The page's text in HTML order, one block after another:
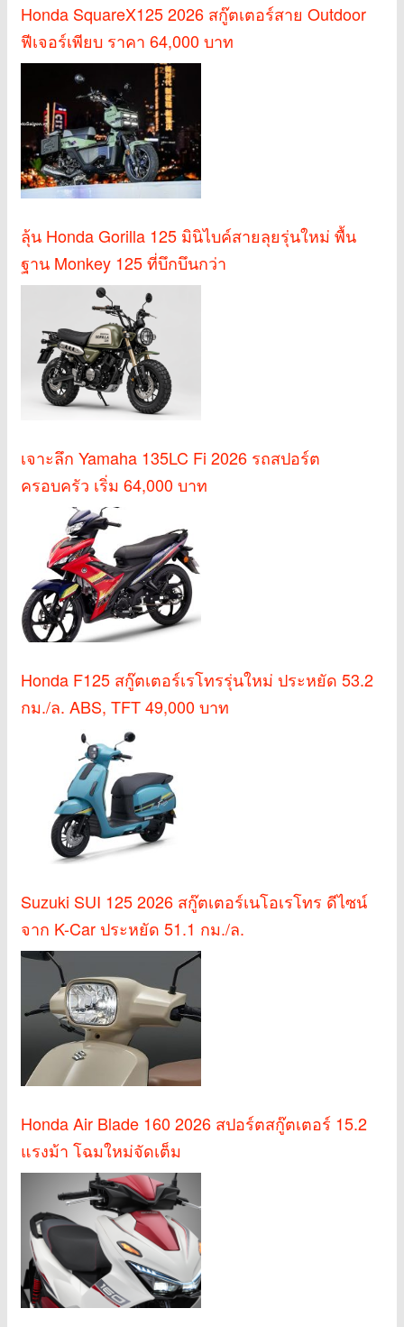
Honda SquareX125 2026 สกู๊ตเตอร์สาย Outdoor
ฟีเจอร์เพียบ ราคา 64,000 บาท
ลุ้น Honda Gorilla 125 มินิไบค์สายลุยรุ่นใหม่ พื้น
ฐาน Monkey 125 ที่บึกบึนกว่า
เจาะลึก Yamaha 135LC Fi 2026 รถสปอร์ต
ครอบครัว เริ่ม 64,000 บาท
Honda F125 สกู๊ตเตอร์เรโทรรุ่นใหม่ ประหยัด 53.2
กม./ล. ABS, TFT 49,000 บาท
Suzuki SUI 125 2026 สกู๊ตเตอร์เนโอเรโทร ดีไซน์
จาก K-Car ประหยัด 51.1 กม./ล.
Honda Air Blade 160 2026 สปอร์ตสกู๊ตเตอร์ 15.2
แรงม้า โฉมใหม่จัดเต็ม